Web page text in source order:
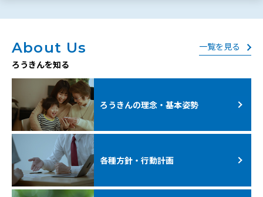
About Us
ろうきんを知る
一覧を見る
ろうきんの理念・基本姿勢
各種方針・行動計画